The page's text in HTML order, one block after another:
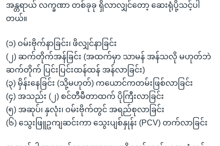
အန္တရာယ် လက္ခဏာ တစ်ခုခု ရှိလာလျှင်တော့ ဆေးရုံပို့သင့်ပါ
တယ်။
(၁) ဝမ်းဗိုက်နာခြင်း၊ ဖိလျှင်နာခြင်း
(၂) ဆက်တိုက်အန်ခြင်း (အထက်မှာ သာမန် အန်သလို မဟုတ်ဘဲ
ဆက်တိုက် ပြင်းပြင်းထန်ထန် အန်လာခြင်း)
(၃) မှိန်းနေခြင်း (သို့မဟုတ်) ကယောင်ကတမ်းဖြစ်လာခြင်း
(၄) အသည်း (၂) စင်တီမီတာထက် ပိုကြီးလာခြင်း
(၅) အဆုပ်၊ နှလုံး၊ ဝမ်းဗိုက်တွင် အရည်စုလာခြင်း
(၆) သွေးဖြူဥကျဆင်းကာ သွေးပျစ်နှုန်း (PCV) တက်လာခြင်း